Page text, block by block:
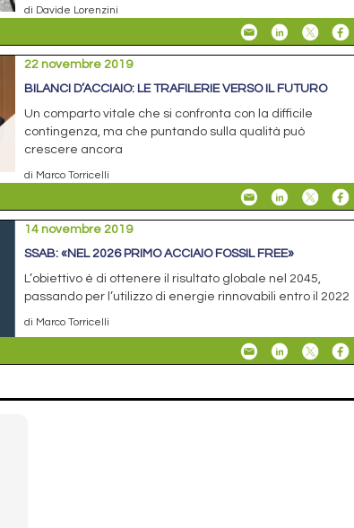
di Davide Lorenzini
22 novembre 2019
BILANCI D’ACCIAIO: LE TRAFILERIE VERSO IL FUTURO
Un comparto vitale che si confronta con la difficile
contingenza, ma che puntando sulla qualità può
crescere ancora
di Marco Torricelli
14 novembre 2019
SSAB: «NEL 2026 PRIMO ACCIAIO FOSSIL FREE»
L’obiettivo è di ottenere il risultato globale nel 2045,
passando per l’utilizzo di energie rinnovabili entro il 2022
di Marco Torricelli